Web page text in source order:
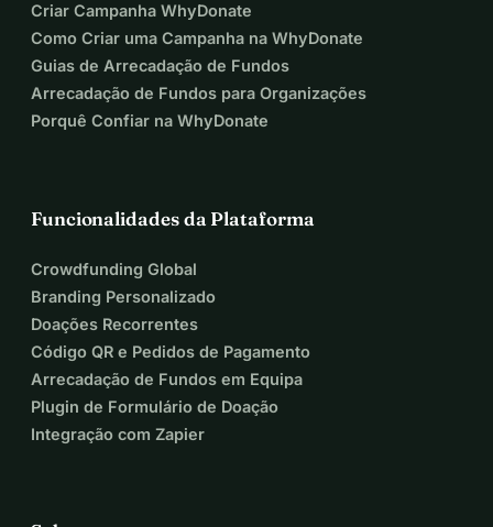
Criar Campanha WhyDonate
Como Criar uma Campanha na WhyDonate
Guias de Arrecadação de Fundos
Arrecadação de Fundos para Organizações
Porquê Confiar na WhyDonate
Funcionalidades da Plataforma
Crowdfunding Global
Branding Personalizado
Doações Recorrentes
Código QR e Pedidos de Pagamento
Arrecadação de Fundos em Equipa
Plugin de Formulário de Doação
Integração com Zapier